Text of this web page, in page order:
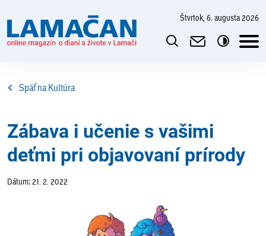
štvrtok, 6. augusta 2026
Späť na Kultúra
Zábava i učenie s vašimi
deťmi pri objavovaní prírody
Dátum: 21. 2. 2022